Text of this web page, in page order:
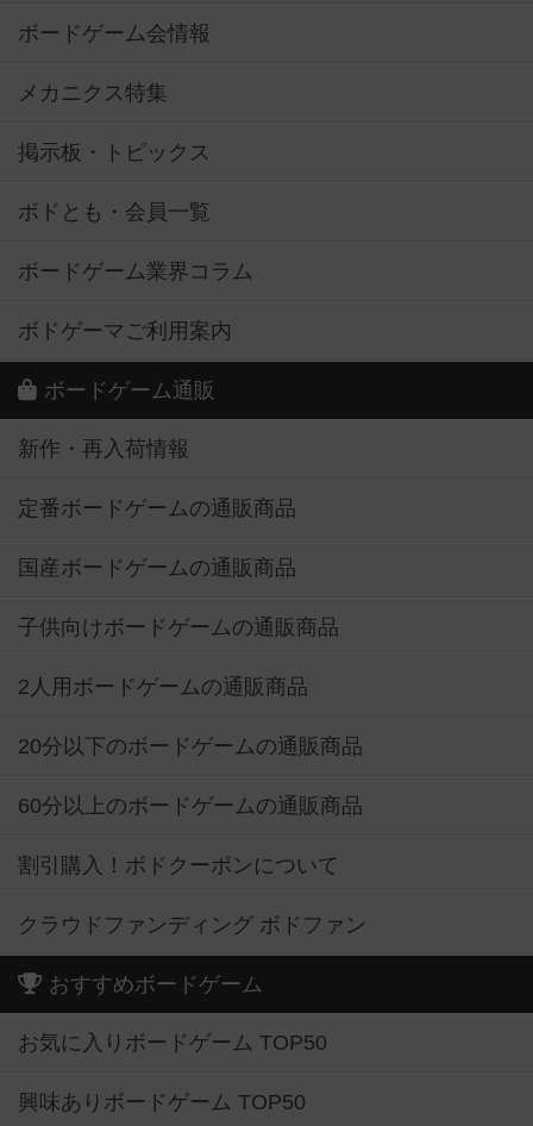
ボードゲーム会情報
メカニクス特集
掲示板・トピックス
ボドとも・会員一覧
ボードゲーム業界コラム
ボドゲーマご利用案内
ボードゲーム通販
新作・再入荷情報
定番ボードゲームの通販商品
国産ボードゲームの通販商品
子供向けボードゲームの通販商品
2人用ボードゲームの通販商品
20分以下のボードゲームの通販商品
60分以上のボードゲームの通販商品
割引購入！ボドクーポンについて
クラウドファンディング ボドファン
おすすめボードゲーム
お気に入りボードゲーム TOP50
興味ありボードゲーム TOP50